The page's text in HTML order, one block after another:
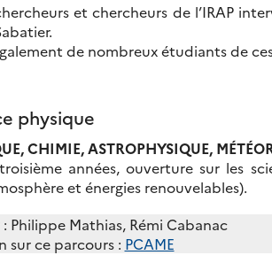
et chercheurs de l’IRAP
de nombreux étudiants de
physique
CHIMIE, ASTROPHYSIQUE,
années, ouverture sur les
et énergies renouvelables).
: Philippe Mathias, Rémi Cabanac
sur ce parcours : PCAME